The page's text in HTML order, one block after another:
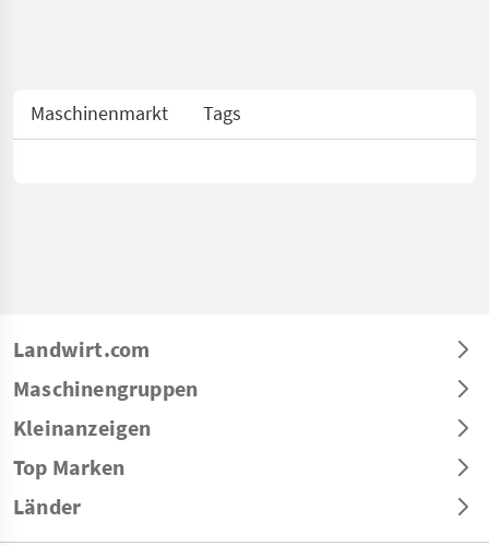
Maschinenmarkt Tags
Landwirt.com
Maschinengruppen
Kleinanzeigen
Top Marken
Länder